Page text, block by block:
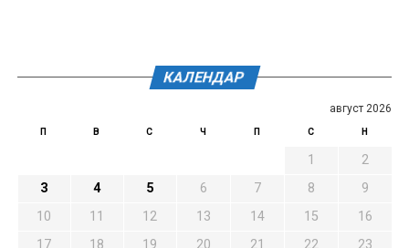
КАЛЕНДАР
август 2026
П В С Ч П С Н
1
2
3
4 5 6 7 8
9
10
11 12 13 14 15
16
17
18 19 20 21 22
23